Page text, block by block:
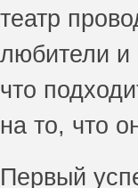
театр
любители и
что
на то, что
Первый